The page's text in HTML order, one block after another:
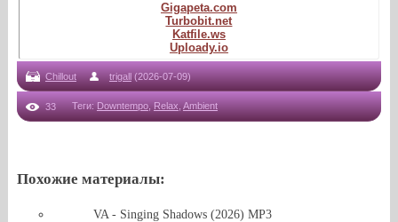
Gigapeta.com
Turbobit.net
Katfile.ws
Uploady.io
Chillout trigall (2026-07-09)
33 Теги: Downtempo,Relax,Ambient
Похожие материалы:
VA - Singing Shadows (2026) MP3